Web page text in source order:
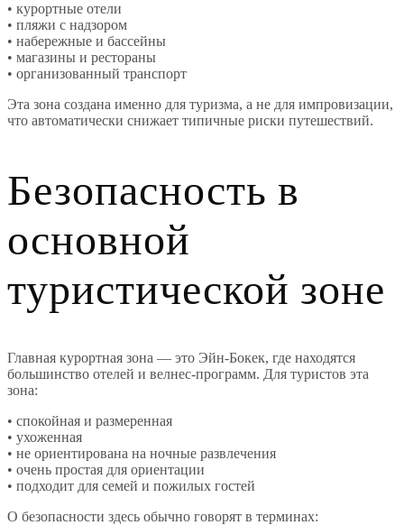
• курортные отели
• пляжи с надзором
• набережные и бассейны
• магазины и рестораны
• организованный транспорт
Эта зона создана именно для туризма, а не для импровизации,
что автоматически снижает типичные риски путешествий.
Безопасность в
основной
туристической зоне
Главная курортная зона — это Эйн-Бокек, где находятся
большинство отелей и велнес-программ. Для туристов эта
зона:
• спокойная и размеренная
• ухоженная
• не ориентирована на ночные развлечения
• очень простая для ориентации
• подходит для семей и пожилых гостей
О безопасности здесь обычно говорят в терминах: